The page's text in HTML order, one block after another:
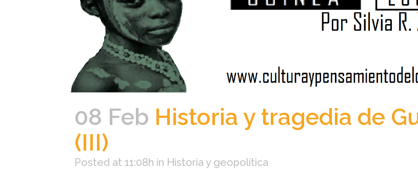
08 Feb Historia y tragedia de
(III)
Posted at 11:08h in Historia y geopolítica